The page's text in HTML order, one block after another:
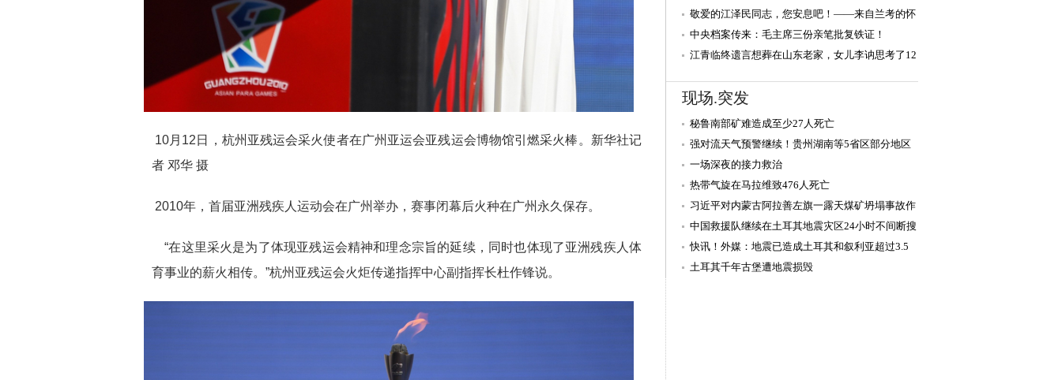
10月12日，杭州亚残运会采火使者在广州亚运会亚残运会博物馆引燃采火棒。新华社记
者 邓华 摄
2010年，首届亚洲残疾人运动会在广州举办，赛事闭幕后火种在广州永久保存。
“在这里采火是为了体现亚残运会精神和理念宗旨的延续，同时也体现了亚洲残疾人体
育事业的薪火相传。”杭州亚残运会火炬传递指挥中心副指挥长杜作锋说。
后一个还会远吗
敬爱的江泽民同志，您安息吧！——来自兰考的怀
念和报告
中央档案传来：毛主席三份亲笔批复铁证！
江青临终遗言想葬在山东老家，女儿李讷思考了12
现场.突发
秘鲁南部矿难造成至少27人死亡
强对流天气预警继续！贵州湖南等5省区部分地区
有雷暴大风或冰雹
一场深夜的接力救治
热带气旋在马拉维致476人死亡
习近平对内蒙古阿拉善左旗一露天煤矿坍塌事故作
出重要指示
中国救援队继续在土耳其地震灾区24小时不间断搜
救
快讯！外媒：地震已造成土耳其和叙利亚超过3.5
万人死亡
土耳其千年古堡遭地震损毁